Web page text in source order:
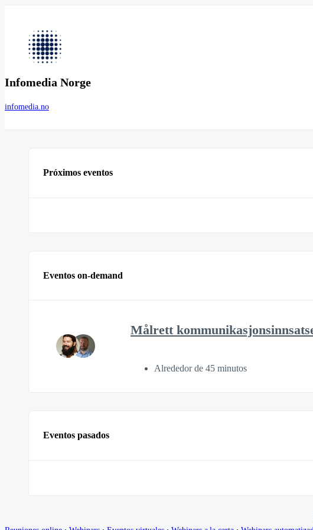
Infomedia Norge
infomedia.no
Próximos eventos
Eventos on-demand
Målrett
Alrededor de 45 minutos
Eventos pasados